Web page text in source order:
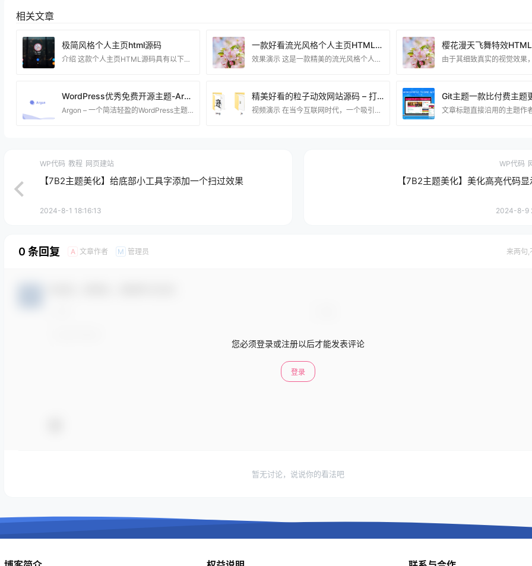
相关文章
极简风格个人主页html源码
介绍 这款个人主页HTML源码具有以下特点： 纯静态：无需配置任何服务器环境，开箱即用。 界面美观：采用流光风格，视觉效果优雅。 自适应设计：支持多设备显示，完美适配不同屏幕尺寸。 轻量快速：代码优化精简，加载响应速度快。 部署方式： 只需在本地配置好Nginx，设置默认页面为index.html并绑定域名即可轻松部署。 资源下载 下载权限查看 ￥ 免费下载 评论并刷新后下载 登录后下载 查看演示 {{attr.name}}： 您当前的等级为 登录后免费下载登录 小黑屋反思中，不准下载！ 评论后刷新页面下载评论 支
一款好看流光风格个人主页HTML源码
效果演示 这是一款精美的流光风格个人主页HTML源码，界面设计简洁大方，动画效果流畅自然，完美适配各类设备。无论是展示个人作品、分享博客，还是用作在线名片，这套源码都能为你打造出独具风格的个性主页。易于定制，适合想要快速搭建个人主页的用户使用。 资源下载 下载权限查看 ￥ 免费下载 评论并刷新后下载 登录后下载 查看演示 {{attr.name}}： 您当前的等级为 登录后免费下载登录 小黑屋反思中，不准下载！ 评论后刷新页面下载评论 支付￥以后下载 请先登录 您今天的下载次数（次）用完了，请明天再来 支付积分以后
WordPress优秀免费开源主题-Argon
Argon – 一个简洁轻盈的WordPress主题，完全开源！ 介绍： 今天我要向大家介绍的是Argon主题，在目前是一个开源的主题。Argon主题的维护速度较慢，更新也比较随缘。然而，Argon主题的作者对细节进行了大量的本地优化，支持使用CDN加速访问静态文件，同时还进行了SEO优化，提供夜间模式和评论扩展等功能。这是一款细节精致、轻盈美观的WordPress主题，非常难得。 界面： 演示站点：https://blog.hanhanz.top/ 目前最新版：V1.3.4 支持自定义搜索过滤器顺序和
精美好看的粒子动效网站源码 – 打造引人注目的引导页面
视频演示 在当今互联网时代，一个吸引人眼球的引导页面对于网站的用户体验至关重要。粒子动效是一种流行且具有吸引力的设计元素，它为网站增添了一种独特的视觉效果。本文将分享一个精美的粒子动效网站源码，无需后台，特别适合作为引导页面，为您的网站带来引人注目的效果。 粒子动效是一种基于粒子系统的视觉呈现技术，通过在页面上生成和控制大量的小粒子，形成具有生动、流动感的动画效果。粒子可以表现为各种形状、颜色和运动方式，为网站带来更加生动有趣的用户体验。 粒子动效网站源码介绍 1.特点：网站源码具有以下特点： 纯源码，无需后台，简
WP代码 教程 网页建站
【7B2主题美化】给底部小工具字添加一个扫过效果
2024-8-1 18:16:13
WP代码
【7B2主题美化】美化高亮代码
2024-8-9
0 条回复 A 文章作者 M 管理员 来两句,
您必须登录或注册以后才能发表评论
登录
暂无讨论，说说你的看法吧